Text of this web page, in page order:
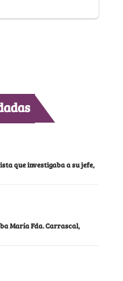
que investigaba a su jefe,
María Fda. Carrascal,